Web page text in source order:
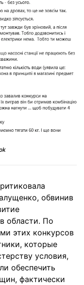
обвинив
области. По
этих конкурсов
которые
условия,
обеспечить
фактически